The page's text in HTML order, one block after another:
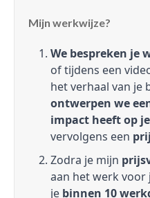
Mijn werkwijze?
We bespreken je
of tijdens een
het verhaal van je
ontwerpen we
impact heeft op
vervolgens een
Zodra je mijn
aan het werk voor
je binnen 10